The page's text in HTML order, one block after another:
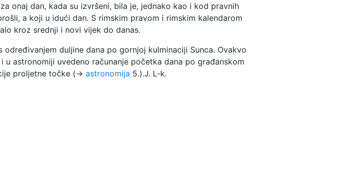
onaj dan, kada su izvršeni, bila je, jednako kao i kod pravnih
a koji u idući dan. S rimskim pravom i rimskim kalendarom
kroz srednji i novi vijek do danas.
duljine dana po gornjoj kulminaciji Sunca. Ovakvo
astronomiji uvedeno računanje početka dana po građanskom
proljetne točke (→ astronomija 5.).J. L-k.